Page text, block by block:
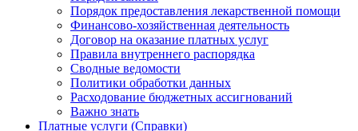
Порядок предоставления лекарственной помощи
Финансово-хозяйственная деятельность
Договор на оказание платных услуг
Правила внутреннего распорядка
Сводные ведомости
Политики обработки данных
Расходование бюджетных ассигнований
Важно знать
Платные услуги (Справки)